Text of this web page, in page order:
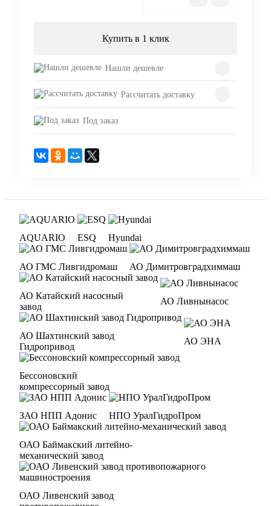
Купить в 1 клик
Нашли дешевле
Рассчитать доставку
Под заказ
AQUARIO ESQ Hyundai
АО ГМС Ливгидромаш АО Димитровградхиммаш
АО Катайский насосный
завод
АО Ливнынасос
АО Шахтинский завод
Гидропривод
АО ЭНА
Бессоновский
компрессорный завод
ЗАО НПП Адонис НПО УралГидроПром
ОАО Баймакский литейно-
механический завод
ОАО Ливенский завод